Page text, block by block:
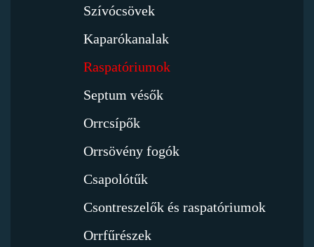
Szívócsövek
Kaparókanalak
Raspatóriumok
Septum vésők
Orrcsípők
Orrsövény fogók
Csapolótűk
Csontreszelők és raspatóriumok
Orrfűrészek